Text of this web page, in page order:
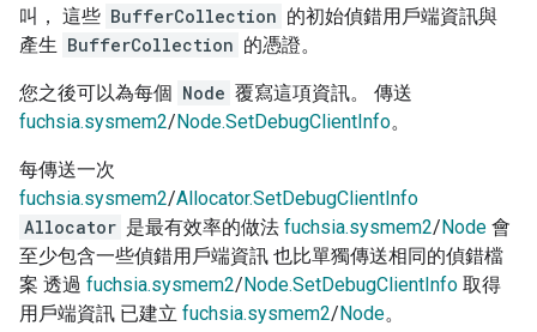
叫， 這些 BufferCollection 的初始偵錯用戶端資訊與
產生 BufferCollection 的憑證。
您之後可以為每個 Node 覆寫這項資訊。 傳送
fuchsia.sysmem2/Node.SetDebugClientInfo。
每傳送一次
fuchsia.sysmem2/Allocator.SetDebugClientInfo
Allocator 是最有效率的做法 fuchsia.sysmem2/Node 會
至少包含一些偵錯用戶端資訊 也比單獨傳送相同的偵錯檔
案 透過 fuchsia.sysmem2/Node.SetDebugClientInfo 取得
用戶端資訊 已建立 fuchsia.sysmem2/Node。